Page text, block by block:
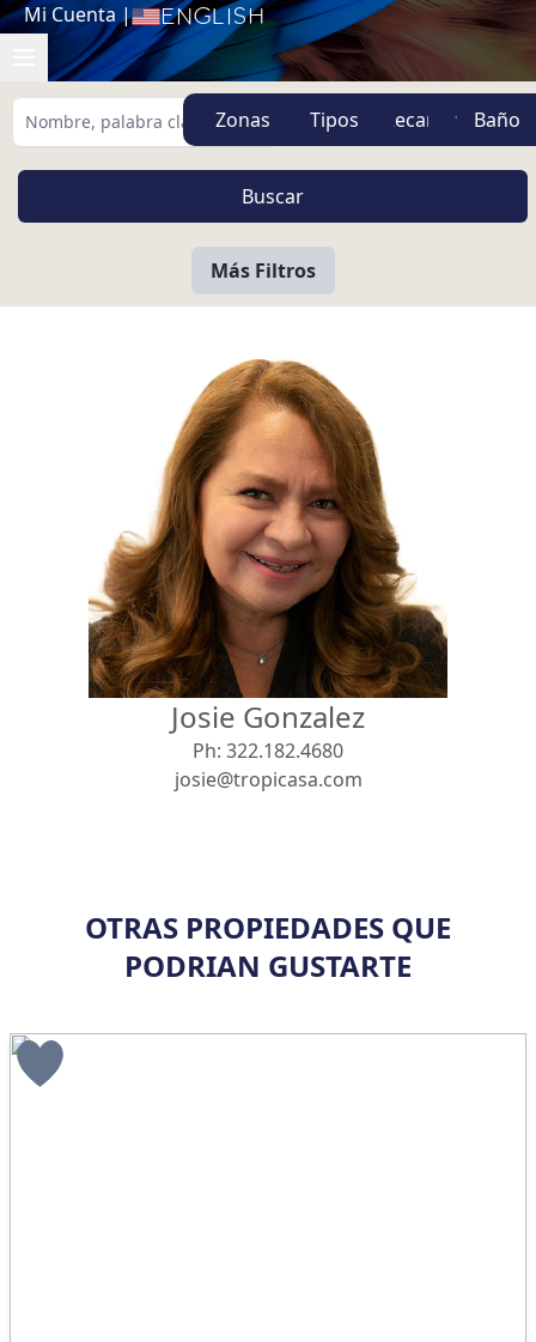
Mi Cuenta | English
Zonas Tipos
Más Filtros
Vista
Pie de Playa Buscar usando:
USD MXN
Menor Precio Primero
Josie Gonzalez
Ph: 322.182.4680
josie@tropicasa.com
OTRAS PROPIEDADES QUE
PODRIAN GUSTARTE